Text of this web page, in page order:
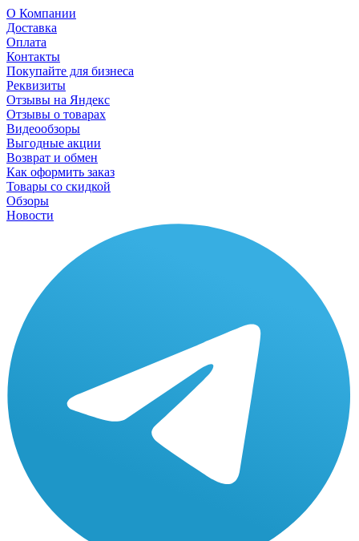
О Компании
Доставка
Оплата
Контакты
Покупайте для бизнеса
Реквизиты
Отзывы на Яндекс
Отзывы о товарах
Видеообзоры
Выгодные акции
Возврат и обмен
Как оформить заказ
Товары со скидкой
Обзоры
Новости